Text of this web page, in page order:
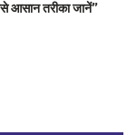
आसान तरीका जानें”